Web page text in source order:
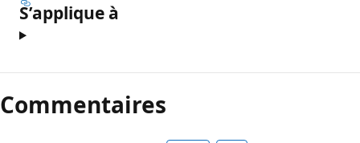
S’applique à
Commentaires